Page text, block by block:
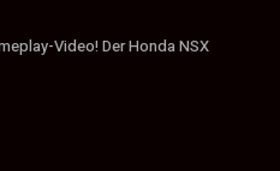
Video! Der Honda NSX